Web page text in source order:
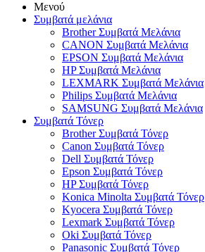
Μενού
Συμβατά μελάνια
Brother Συμβατά Μελάνια
CANON Συμβατά Μελάνια
EPSON Συμβατά Μελάνια
HP Συμβατά Μελάνια
LEXMARK Συμβατά Μελάνια
Philips Συμβατά Μελάνια
SAMSUNG Συμβατά Μελάνια
Συμβατά Τόνερ
Brother Συμβατά Τόνερ
Canon Συμβατά Τόνερ
Dell Συμβατά Τόνερ
Epson Συμβατά Τόνερ
HP Συμβατά Τόνερ
Konica Minolta Συμβατά Τόνερ
Kyocera Συμβατά Τόνερ
Lexmark Συμβατά Τόνερ
Oki Συμβατά Τόνερ
Panasonic Συμβατά Τόνερ